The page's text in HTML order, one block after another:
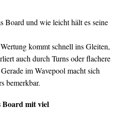
Board und wie leicht hält es seine
kommt schnell ins Gleiten,
auch durch Turns oder flachere
im Wavepool macht sich
bemerkbar.
Board mit viel